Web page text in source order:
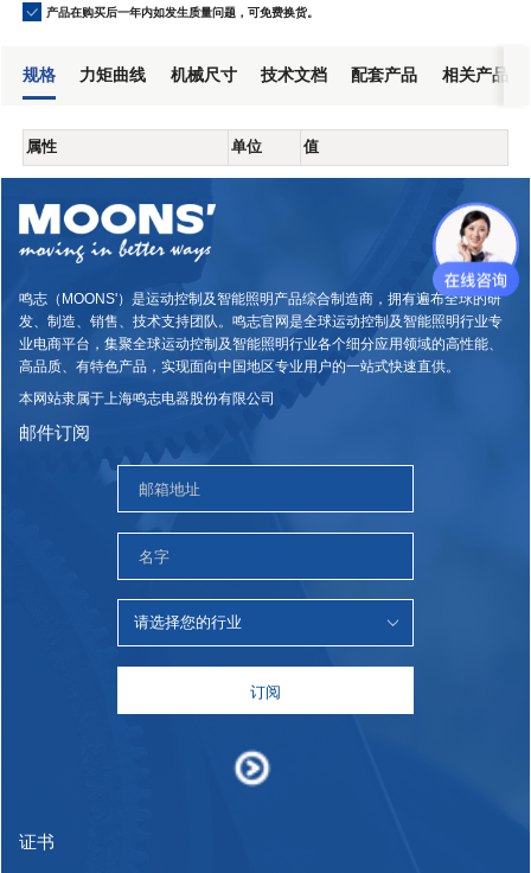
产品在购买后一年内如发生质量问题，可免费换货。
规格 力矩曲线 机械尺寸 技术文档 配套产品 相关产品
属性 单位 值
鸣志（MOONS'）是运动控制及智能照明产品综合制造商，拥有遍布全球的研
发、制造、销售、技术支持团队。鸣志官网是全球运动控制及智能照明行业专
业电商平台，集聚全球运动控制及智能照明行业各个细分应用领域的高性能、
高品质、有特色产品，实现面向中国地区专业用户的一站式快速直供。
本网站隶属于上海鸣志电器股份有限公司
邮件订阅
订阅
证书